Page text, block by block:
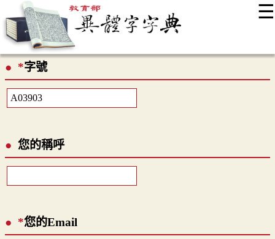
☰
最新消息
*字號
您的稱呼
*您的Email